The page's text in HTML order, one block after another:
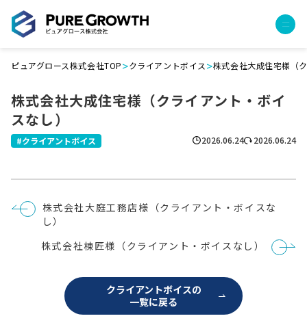
経営コンサルティング
広告運用代行
成功報酬型コストダウン
土地・顧客管理システム
事例
クライアントボイス
お役立ち情報
ピュアグロース株式会社TOP>クライアントボイス >株式会社大成住宅様（
株式会社大成住宅様（クライアント・ボイ
スなし）
2026.06.24 2026.06.24
クライアントボイス
投
稿
株式会社大庭工務店様（クライアント・ボイスな
し）
株式会社棟匠様（クライアント・ボイスなし）
クライアントボイスの
一覧に戻る